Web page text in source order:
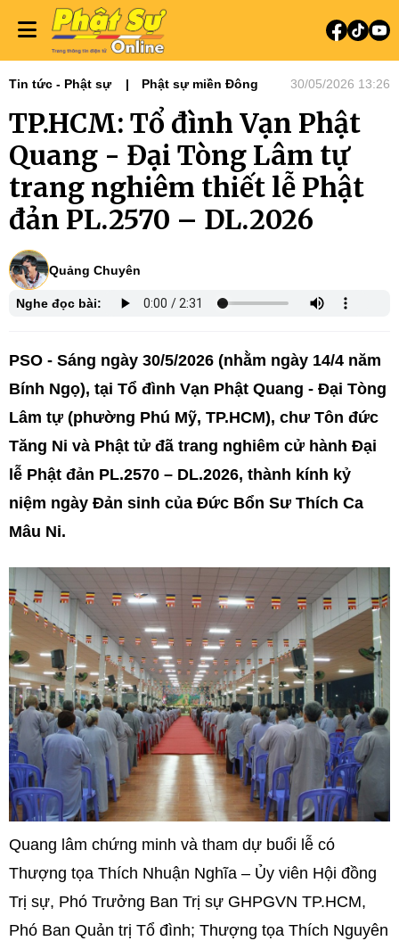
Tin tức - Phật sự Phật sự miền Đông 30/05/2026 13:26
TP.HCM: Tổ đình Vạn Phật
Quang - Đại Tòng Lâm tự
trang nghiêm thiết lễ Phật
đản PL.2570 – DL.2026
Quảng Chuyên
Nghe đọc bài:
PSO - Sáng ngày 30/5/2026 (nhằm ngày 14/4 năm
Bính Ngọ), tại Tổ đình Vạn Phật Quang - Đại Tòng
Lâm tự (phường Phú Mỹ, TP.HCM), chư Tôn đức
Tăng Ni và Phật tử đã trang nghiêm cử hành Đại
lễ Phật đản PL.2570 – DL.2026, thành kính kỷ
niệm ngày Đản sinh của Đức Bổn Sư Thích Ca
Mâu Ni.
Quang lâm chứng minh và tham dự buổi lễ có
Thượng tọa Thích Nhuận Nghĩa – Ủy viên Hội đồng
Trị sự, Phó Trưởng Ban Trị sự GHPGVN TP.HCM,
Phó Ban Quản trị Tổ đình; Thượng tọa Thích Nguyên